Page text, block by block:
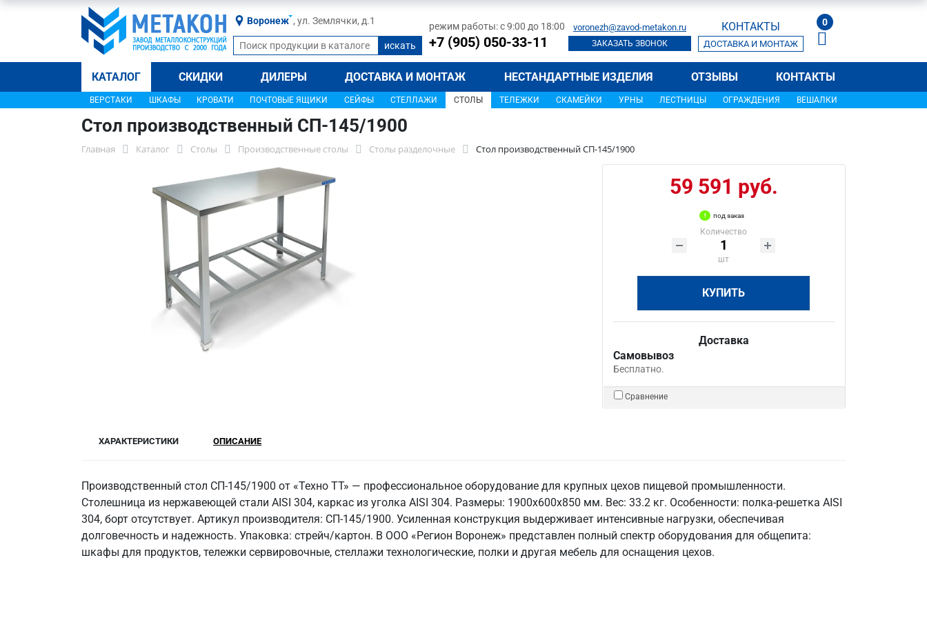
Воронеж , ул. Землячки, д.1 режим работы: с 9:00 до 18:00
+7 (905) 050-33-11
voronezh@zavod-metakon.ru
ЗАКАЗАТЬ ЗВОНОК
КОНТАКТЫ
ДОСТАВКА И МОНТАЖ
0
КАТАЛОГ СКИДКИ ДИЛЕРЫ ДОСТАВКА И МОНТАЖ НЕСТАНДАРТНЫЕ ИЗДЕЛИЯ ОТЗЫВЫ КОНТАКТЫ
ВЕРСТАКИ ШКАФЫ КРОВАТИ ПОЧТОВЫЕ ЯЩИКИ СЕЙФЫ СТЕЛЛАЖИ СТОЛЫ ТЕЛЕЖКИ СКАМЕЙКИ УРНЫ ЛЕСТНИЦЫ ОГРАЖДЕНИЯ ВЕШАЛКИ
Стол производственный СП-145/1900
Главная Каталог Столы Производственные столы Столы разделочные Стол производственный СП-145/1900
59 591 руб.
под заказ
Количество
шт
КУПИТЬ
Доставка
Самовывоз
Бесплатно.
Сравнение
ХАРАКТЕРИСТИКИ ОПИСАНИЕ
Производственный стол СП-145/1900 от «Техно ТТ» — профессиональное оборудование для крупных цехов пищевой промышленности.
Столешница из нержавеющей стали AISI 304, каркас из уголка AISI 304. Размеры: 1900x600x850 мм. Вес: 33.2 кг. Особенности: полка-решетка AISI
304, борт отсутствует. Артикул производителя: СП-145/1900. Усиленная конструкция выдерживает интенсивные нагрузки, обеспечивая
долговечность и надежность. Упаковка: стрейч/картон. В ООО «Регион Воронеж» представлен полный спектр оборудования для общепита:
шкафы для продуктов, тележки сервировочные, стеллажи технологические, полки и другая мебель для оснащения цехов.